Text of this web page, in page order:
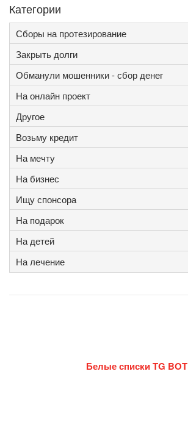
Категории
Сборы на протезирование
Закрыть долги
Обманули мошенники - сбор денег
На онлайн проект
Другое
Возьму кредит
На мечту
На бизнес
Ищу спонсора
На подарок
На детей
На лечение
Белые списки TG BOT